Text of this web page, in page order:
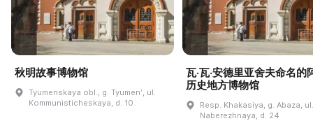
秋明故事博物馆
Tyumenskaya obl., g. Tyumenʹ, ul.
Kommunisticheskaya, d. 10
瓦·瓦·安德里亚舍夫命名的
历史地方博物馆
Resp. Khakasiya, g. Abaza, ul.
Naberezhnaya, d. 24